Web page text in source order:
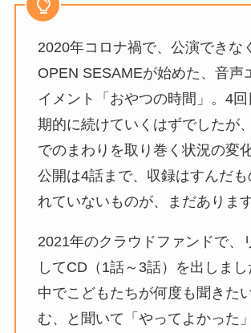
2020年コロナ禍で、公演できな
OPEN SESAMEが始めた、音声
イメント「おやつの時間」。4
期的に続けていくはずでしたが
でのまわりを取り巻く状況の変
公開は4話まで、収録はすんだも
れていないものが、まだあります
2021年のクラウドファンドで、
してCD（1話～3話）を出しま
中でこどもたちが何度も聞きた
む、と聞いて「やってよかった